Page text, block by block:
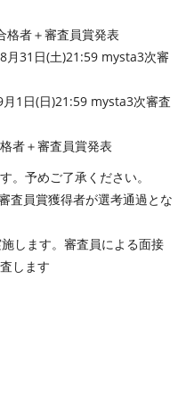
格者＋審査員賞発表
月31日(土)21:59 mysta3次審
1⽇(⽇)21:59 mysta3次審査
者＋審査員賞発表
。予めご了承ください。
査員賞獲得者が選考通過とな
します。審査員による面接
します